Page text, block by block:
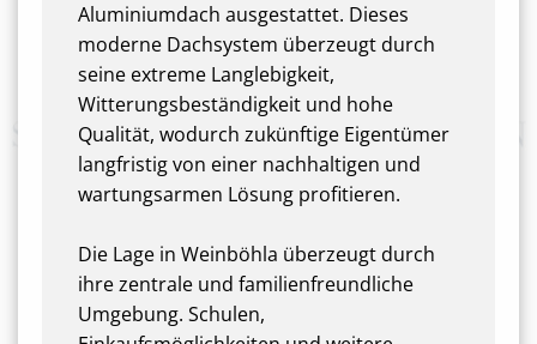
Aluminiumdach ausgestattet. Dieses
moderne Dachsystem überzeugt durch
seine extreme Langlebigkeit,
Witterungsbeständigkeit und hohe
Qualität, wodurch zukünftige Eigentümer
langfristig von einer nachhaltigen und
wartungsarmen Lösung profitieren.
Die Lage in Weinböhla überzeugt durch
ihre zentrale und familienfreundliche
Umgebung. Schulen,